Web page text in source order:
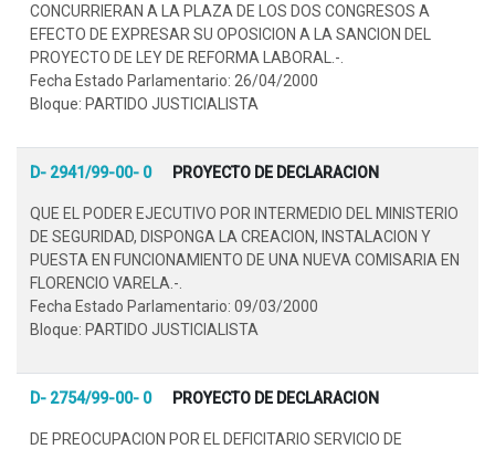
CONCURRIERAN A LA PLAZA DE LOS DOS CONGRESOS A
EFECTO DE EXPRESAR SU OPOSICION A LA SANCION DEL
PROYECTO DE LEY DE REFORMA LABORAL.-.
Fecha Estado Parlamentario: 26/04/2000
Bloque: PARTIDO JUSTICIALISTA
D- 2941/99-00- 0 PROYECTO DE DECLARACION
QUE EL PODER EJECUTIVO POR INTERMEDIO DEL MINISTERIO
DE SEGURIDAD, DISPONGA LA CREACION, INSTALACION Y
PUESTA EN FUNCIONAMIENTO DE UNA NUEVA COMISARIA EN
FLORENCIO VARELA.-.
Fecha Estado Parlamentario: 09/03/2000
Bloque: PARTIDO JUSTICIALISTA
D- 2754/99-00- 0 PROYECTO DE DECLARACION
DE PREOCUPACION POR EL DEFICITARIO SERVICIO DE